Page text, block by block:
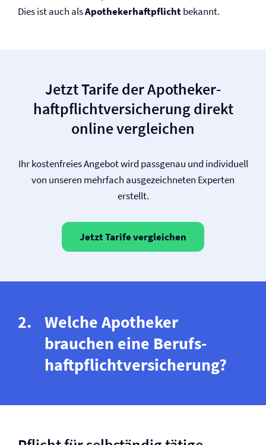
Dies ist auch alsApotheker­haftpflichtbekannt.
Jetzt Tarife der Apotheker­
haftpflicht­versicherung direkt
online vergleichen
Ihr kostenfreies Angebot wird passgenau und individuell
von unseren mehrfach ausgezeichneten Experten
erstellt.
Jetzt Tarife vergleichen
Welche Apotheker
brauchen eine Berufs­
haftpflicht­versicherung?